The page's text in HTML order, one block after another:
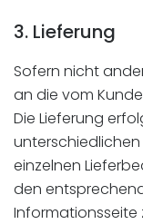
3. Lieferung
Sofern nicht
an die vom
Die Lieferung
unterschiedlichen
einzelnen
den
Informationsseite